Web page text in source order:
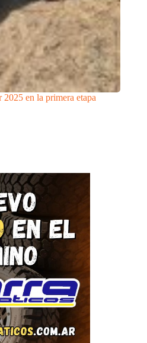
en la primera etapa